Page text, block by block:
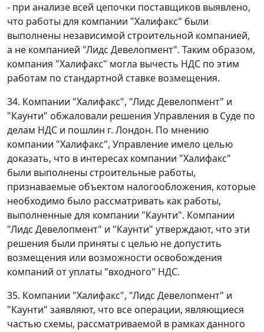
- при анализе всей цепочки поставщиков выявлено,
что работы для компании "Халифакс" были
выполнены независимой строительной компанией,
а не компанией "Лидс Девелопмент". Таким образом,
компания "Халифакс" могла вычесть НДС по этим
работам по стандартной ставке возмещения.
34. Компании "Халифакс", "Лидс Девелопмент" и
"Каунти" обжаловали решения Управления в Суде по
делам НДС и пошлин г. Лондон. По мнению
компании "Халифакс", Управление имело целью
доказать, что в интересах компании "Халифакс"
были выполнены строительные работы,
признаваемые объектом налогообложения, которые
необходимо было рассматривать как работы,
выполненные для компании "Каунти". Компании
"Лидс Девелопмент" и "Каунти" утверждают, что эти
решения были приняты с целью не допустить
возмещения или возможности освобождения
компаний от уплаты "входного" НДС.
35. Компании "Халифакс", "Лидс Девелопмент" и
"Каунти" заявляют, что все операции, являющиеся
частью схемы, рассматриваемой в рамках данного